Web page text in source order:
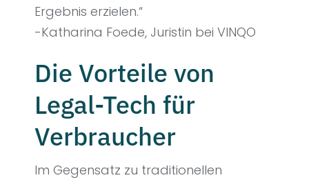
Ergebnis erzielen.“
-Katharina Foede, Juristin bei VINQO
Die Vorteile von
Legal-Tech für
Verbraucher
Im Gegensatz zu traditionellen